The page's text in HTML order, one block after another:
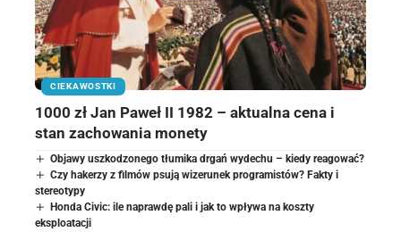
CIEKAWOSTKI
1000 zł Jan Paweł II 1982 – aktualna cena i
stan zachowania monety
Objawy uszkodzonego tłumika drgań wydechu – kiedy reagować?
Czy hakerzy z filmów psują wizerunek programistów? Fakty i
stereotypy
Honda Civic: ile naprawdę pali i jak to wpływa na koszty
eksploatacji